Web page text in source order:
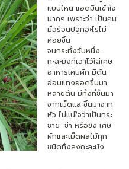
แบบไหน แอดมินเข้าใจ
มากๆ เพราะว่า เป็นคน
มือร้อนปลูกอะไรไม่
ค่อยขึ้น
จนกระทั่งวันหนึ่ง…
กะละมังที่เอาไว้ใส่เศษ
อาหารเศษผัก มีต้น
อ่อนแทงยอดขึ้นมา
หลายต้น มีทั้งที่ขึ้นมา
จากเม็ดและขึ้นมาจาก
หัว ไม่แน่ใจว่าเป็นกระ
ชาย ข่า หรือขิง เศษ
ผักและเม็ดผลไม้ทุก
ชนิดทิ้งลงกะละมัง